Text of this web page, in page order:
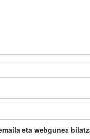
eta webgunea